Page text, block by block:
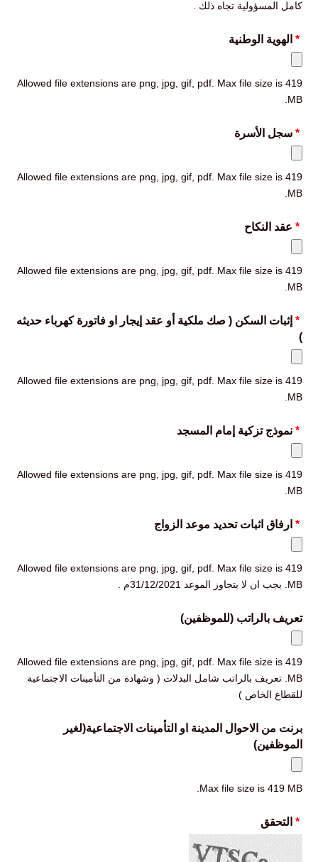
كامل المسؤولية تجاه ذلك .
*
Allowed file extensions are png, jpg, gif, pdf. Max file size is 419
MB.
*
Allowed file extensions are png, jpg, gif, pdf. Max file size is 419
MB.
*
Allowed file extensions are png, jpg, gif, pdf. Max file size is 419
MB.
* إثبات السكن ( صك ملكية أو عقد إيجار او فاتورة كهرباء حديثه
)
Allowed file extensions are png, jpg, gif, pdf. Max file size is 419
MB.
*
Allowed file extensions are png, jpg, gif, pdf. Max file size is 419
MB.
*
Allowed file extensions are png, jpg, gif, pdf. Max file size is 419
MB. يجب ان لا يتجاوز الموعد 31/12/2021م .
تعريف بالراتب (للموظفين)
Allowed file extensions are png, jpg, gif, pdf. Max file size is 419
MB. تعريف بالراتب شامل البدلات ( وشهادة من التأمينات الاجتماعية
للقطاع الخاص )
برنت من الاحوال المدينة او التأمينات الاجتماعية(لغير
الموظفين)
Max file size is 419 MB.
*